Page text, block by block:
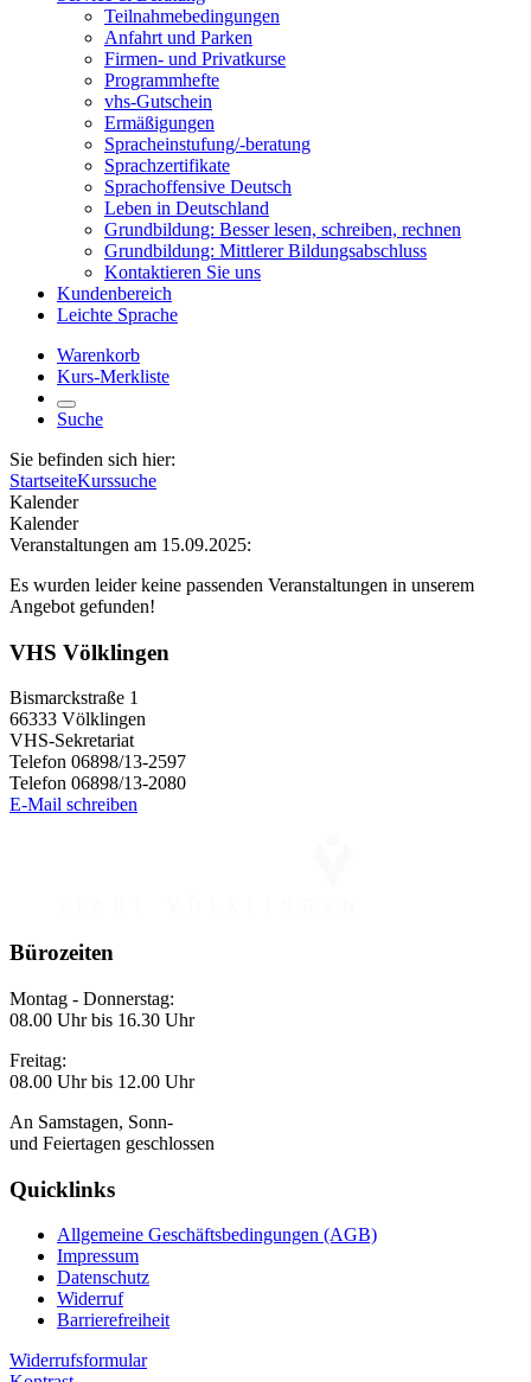
Teilnahmebedingungen
Anfahrt und Parken
Firmen- und Privatkurse
Programmhefte
vhs-Gutschein
Ermäßigungen
Spracheinstufung/-beratung
Sprachzertifikate
Sprachoffensive Deutsch
Leben in Deutschland
Grundbildung: Besser lesen, schreiben, rechnen
Grundbildung: Mittlerer Bildungsabschluss
Kontaktieren Sie uns
Kundenbereich
Leichte Sprache
Warenkorb
Kurs-Merkliste
Suche
Sie befinden sich hier:
StartseiteKurssuche
Kalender
Kalender
Veranstaltungen am 15.09.2025:
Es wurden leider keine passenden Veranstaltungen in unserem
Angebot gefunden!
VHS Völklingen
Bismarckstraße 1
66333 Völklingen
VHS-Sekretariat
Telefon 06898/13-2597
Telefon 06898/13-2080
E-Mail schreiben
Bürozeiten
Montag - Donnerstag:
08.00 Uhr bis 16.30 Uhr
Freitag:
08.00 Uhr bis 12.00 Uhr
An Samstagen, Sonn-
und Feiertagen geschlossen
Quicklinks
Allgemeine Geschäftsbedingungen (AGB)
Impressum
Datenschutz
Widerruf
Barrierefreiheit
Widerrufsformular